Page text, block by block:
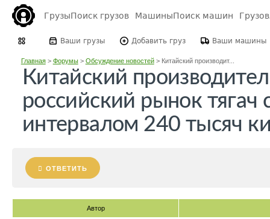
ГрузыПоиск грузов МашиныПоиск машин
Ваши грузы Добавить груз Ваши машины
Главная> Форумы> Обсуждение новостей> Китайский производит...
Китайский
российский рынок
интервалом 240 тысяч
ОТВЕТИТЬ
Автор